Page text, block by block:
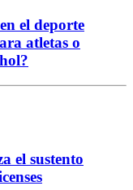
el deporte
atletas o
el sustento